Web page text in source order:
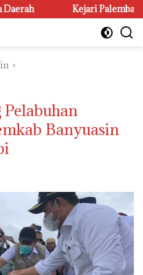
Kejari Palembang Dalami
Banyuasin